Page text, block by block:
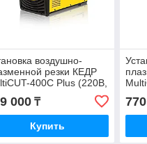
воздушно-
резки КЕДР
400C Plus (220В,
40А, 12 мм)
000₸
Купить